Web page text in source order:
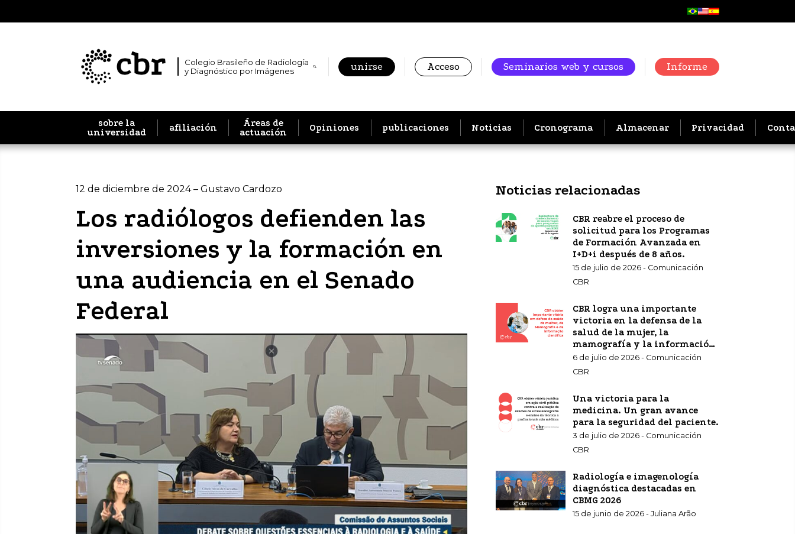
Colegio Brasileño de Radiología
y Diagnóstico por Imágenes
unirse Acceso Seminarios web y cursos Informe
sobre la
universidad
afiliación
Áreas de
actuación
Opiniones publicaciones Noticias Cronograma Almacenar Privacidad
12 de diciembre de 2024 – Gustavo Cardozo
Los radiólogos defienden las
inversiones y la formación en
una audiencia en el Senado
Federal
Noticias relacionadas
CBR reabre el proceso de
solicitud para los Programas
de Formación Avanzada en
I+D+i después de 8 años.
15 de julio de 2026 - Comunicación
CBR
CBR logra una importante
victoria en la defensa de la
salud de la mujer, la
mamografía y la información
científica.
6 de julio de 2026 - Comunicación
CBR
Una victoria para la
medicina. Un gran avance
para la seguridad del paciente.
3 de julio de 2026 - Comunicación
CBR
Radiología e imagenología
diagnóstica destacadas en
CBMG 2026
15 de junio de 2026 - Juliana Arão